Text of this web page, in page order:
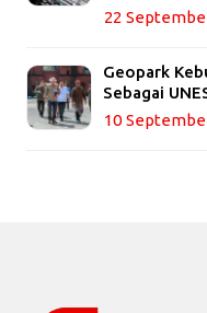
22
Geopark
Sebagai
10